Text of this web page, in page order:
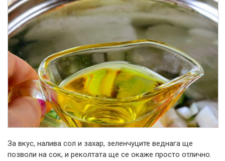
За вкус, налива сол и захар, зеленчуците веднага ще
позволи на сок, и реколтата ще се окаже просто отлично.